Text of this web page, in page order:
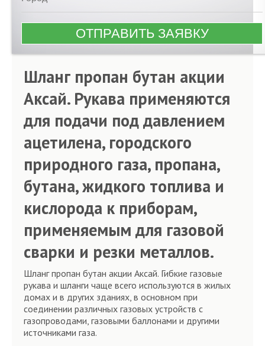
Шланг пропан бутан акции
Аксай. Рукава применяются
для подачи под давлением
ацетилена, городского
природного газа, пропана,
бутана, жидкого топлива и
кислорода к приборам,
применяемым для газовой
сварки и резки металлов.
Шланг пропан бутан акции Аксай. Гибкие газовые
рукава и шланги чаще всего используются в жилых
домах и в других зданиях, в основном при
соединении различных газовых устройств с
газопроводами, газовыми баллонами и другими
источниками газа.